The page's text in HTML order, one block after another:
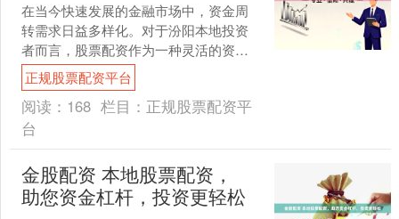
在当今快速发展的金融市场中，资金周
转需求日益多样化。对于汾阳本地投资
者而言，股票配资作为一种灵活的资金
运用方式，正逐渐成为解决短期资金需
求、扩大投资规模的新选择....
正规股票配资平台
阅读： 168 栏目： 正规股票配资平
台
金股配资 本地股票配资，
助您资金杠杆，投资更轻松